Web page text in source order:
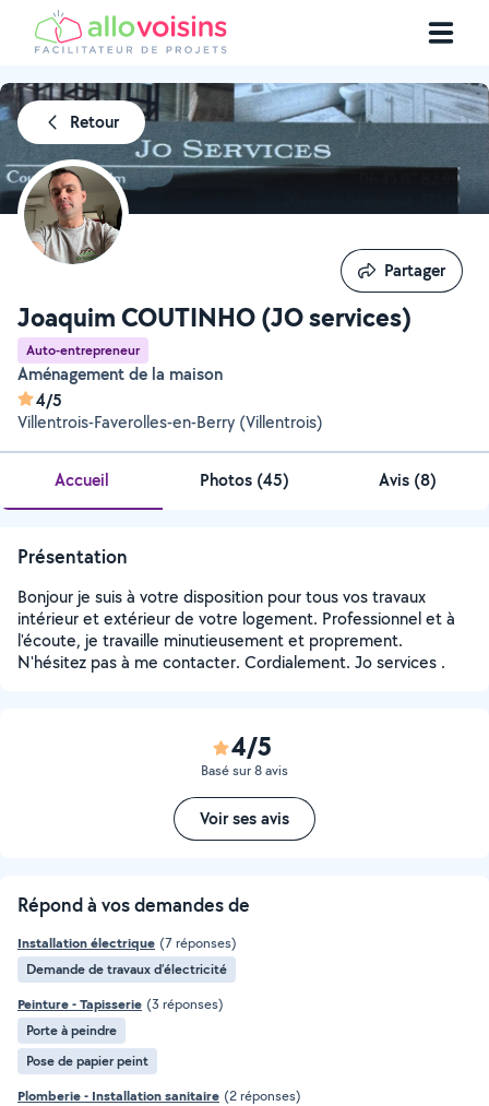
Retour
Joaquim COUTINHO (JO services)
Auto-entrepreneur
Aménagement de la maison
4/5
Villentrois-Faverolles-en-Berry (Villentrois)
Partager
Partager
Accueil Photos (45) Avis (8)
Présentation
Bonjour je suis à votre disposition pour tous vos travaux
intérieur et extérieur de votre logement. Professionnel et à
l'écoute, je travaille minutieusement et proprement.
N'hésitez pas à me contacter. Cordialement. Jo services .
4/5
Basé sur 8 avis
Voir ses avis
Répond à vos demandes de
Installation électrique (7 réponses)
Demande de travaux d’électricité
Peinture - Tapisserie (3 réponses)
Porte à peindre
Pose de papier peint
Plomberie - Installation sanitaire (2 réponses)